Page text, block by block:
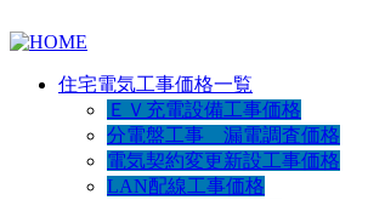
住宅電気工事価格一覧
ＥＶ充電設備工事価格
分電盤工事 漏電調査価格
電気契約変更新設工事価格
LAN配線工事価格